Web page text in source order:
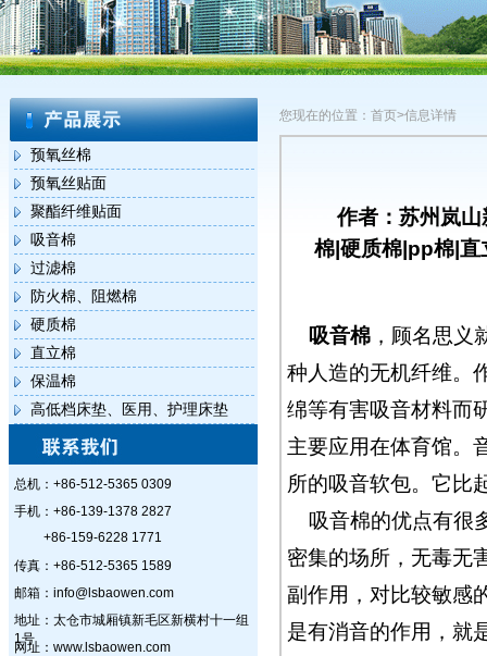
预氧丝棉
预氧丝贴面
聚酯纤维贴面
吸音棉
过滤棉
防火棉、阻燃棉
硬质棉
直立棉
保温棉
高低档床垫、医用、护理床垫
总机：+86-512-5365 0309
手机：+86-139-1378 2827
+86-159-6228 1771
传真：+86-512-5365 1589
邮箱：info@lsbaowen.com
地址：太仓市城厢镇新毛区新横村十一组
1号
网址：www.lsbaowen.com
您现在的位置：首页>信息详情
作者：苏州岚
棉|硬质棉|pp棉|
吸音棉 ，顾名思
种人造的无机纤维。
绵等有害吸音材料而
主要应用在体育馆。
所的吸音软包。它比
吸音棉的优点有很
密集的场所，无毒无
副作用，对比较敏感
是有消音的作用，就